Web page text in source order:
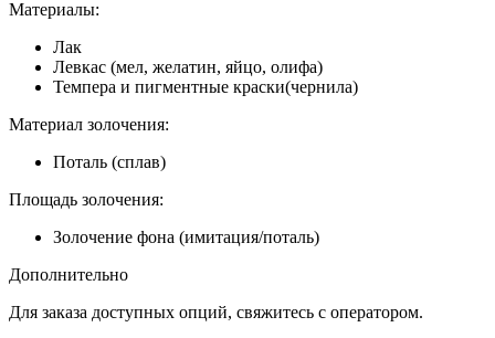
Материалы:
Лак
Левкас (мел, желатин, яйцо, олифа)
Темпера и пигментные краски(чернила)
Материал золочения:
Поталь (сплав)
Площадь золочения:
Золочение фона (имитация/поталь)
Дополнительно
Для заказа доступных опций, свяжитесь с оператором.